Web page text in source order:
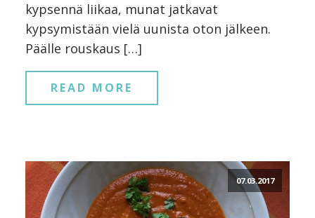
kypsennä liikaa, munat jatkavat
kypsymistään vielä uunista oton jälkeen.
Päälle rouskaus […]
READ MORE
07.03.2017